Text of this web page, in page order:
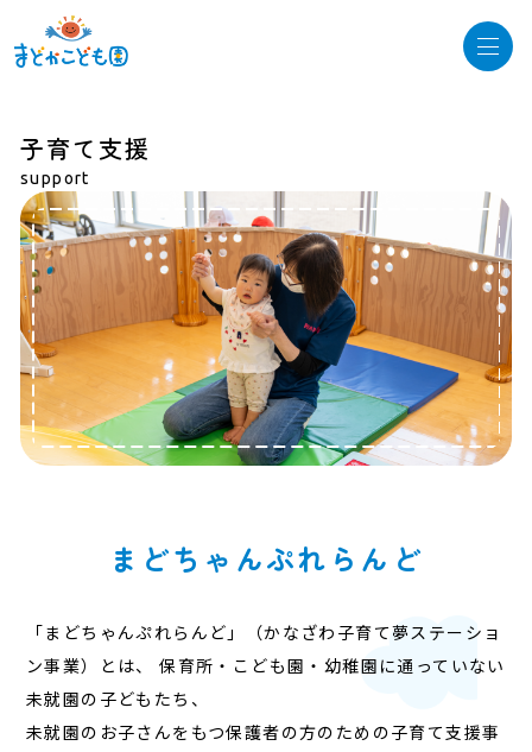
トップ
園について
保育理念
概要
園での過ごし方
１日の流れ
年間行事
お知らせ
園の様子
子育て支援
support
まどちゃんぷれらんど
「まどちゃんぷれらんど」（かなざわ子育て夢ステーショ
ン事業）とは、
保育所・こども園・幼稚園に通っていない
未就園の子どもたち、
未就園のお子さんをもつ保護者の方のための子育て支援事